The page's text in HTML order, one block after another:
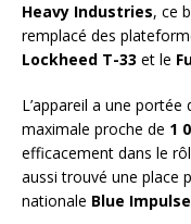
Heavy Industries, ce
remplacé des
Lockheed T-33 et le
L’appareil a une portée
maximale proche de 1
efficacement dans le
aussi trouvé une place
nationale Blue Impulse